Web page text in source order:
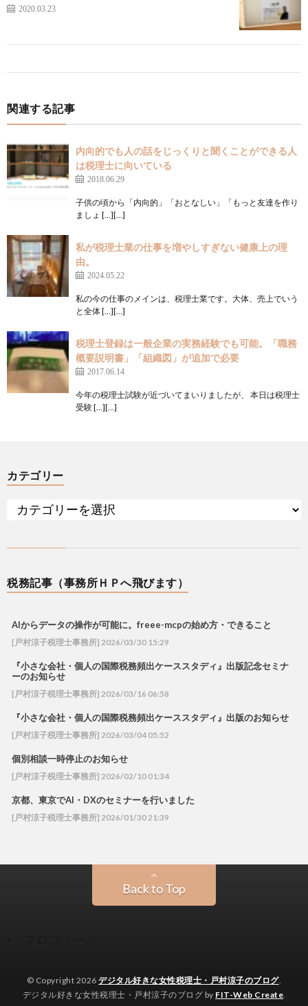
2020.03.23
関連する記事
内向的でも人の話をじっくりと聞くことができる人
は税理士に向いている
2018.06.29
子供の頃から「内向的」「おとなしい」「もっと友達を作り
ましょ […][…]
私が税理士業の仕事を増やしすぎない健康上の理
由。
2024.05.22
私の今の仕事のメインは、税理士業です。大体、売上でいう
と全体 […][…]
税理士登録は一般企業の実務経験でも可能。「職務
概要説明書」「組織図」が追加で必要
2017.06.14
今年の税理士試験が近づいてまいりましたが、 本日は税理士
受験 […][…]
カテゴリー
税務記事（事務所ＨＰへ飛びます）
AIからデータの操作が可能に。freee-mcpの始め方・できること
[戸村涼子税理士事務所] 2026/03/30 15:29
『小さな会社・個人の国際税務頻出ケーススタディ』出版記念セミナ
ーのお知らせ
[戸村涼子税理士事務所] 2026/03/16 06:58
『小さな会社・個人の国際税務頻出ケーススタディ』出版のお知らせ
[戸村涼子税理士事務所] 2026/03/04 05:52
個別相談一時停止のお知らせ
[戸村涼子税理士事務所] 2026/02/10 01:34
京都、東京でAI・DXのセミナーを行いました
[戸村涼子税理士事務所] 2026/01/30 21:39
Back to Top
© Copyright 2026デジタル好きな女性税理士・戸村涼子のブログ.
デジタル好きな女性税理士・戸村涼子のブログ by FIT-Web Create.